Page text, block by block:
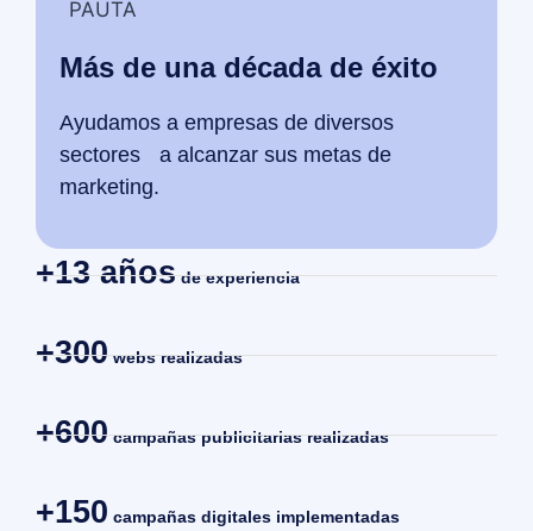
+13 añosde experiencia
+300webs realizadas
+600campañas publicitarias realizadas
+150 campañas digitales implementadas
Más de una década de éxito
Ayudamos a empresas de diversos
sectores a alcanzar sus metas de
marketing.